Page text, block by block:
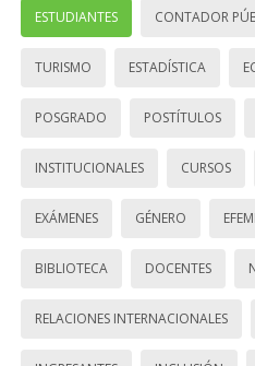
ESTUDIANTES CONTADOR
TURISMO ESTADÍSTICA
POSGRADO POSTÍTULOS
INSTITUCIONALES CURSOS
EXÁMENES GÉNERO
BIBLIOTECA DOCENTES
RELACIONES INTERNACIONALES